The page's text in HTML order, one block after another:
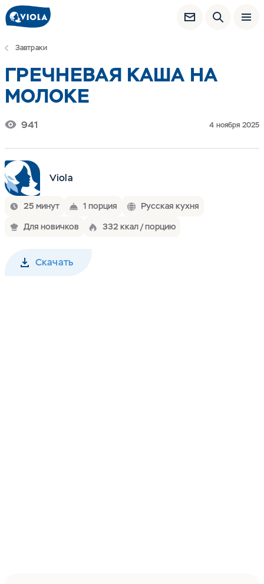
Завтраки
ГРЕЧНЕВАЯ КАША НА
МОЛОКЕ
941 4 ноября 2025
Viola
25 минут 1 порция
Русская кухня
Для новичков
332 ккал / порцию
Скачать